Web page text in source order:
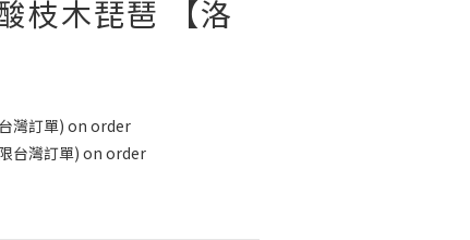
枝木琵琶 【洛
灣訂單) on order
台灣訂單) on order